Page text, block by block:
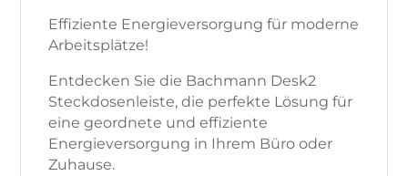
Effiziente Energieversorgung für moderne
Arbeitsplätze!
Entdecken Sie die Bachmann Desk2
Steckdosenleiste, die perfekte Lösung für
eine geordnete und effiziente
Energieversorgung in Ihrem Büro oder
Zuhause.